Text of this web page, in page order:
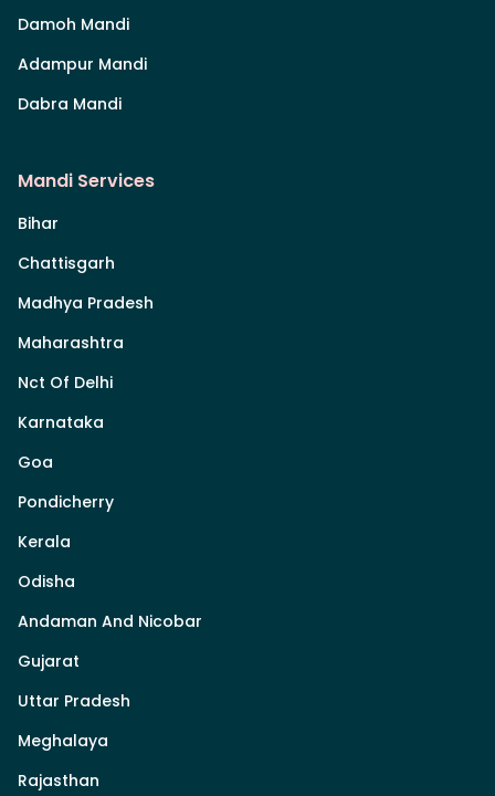
Damoh Mandi
Adampur Mandi
Dabra Mandi
Mandi Services
Bihar
Chattisgarh
Madhya Pradesh
Maharashtra
Nct Of Delhi
Karnataka
Goa
Pondicherry
Kerala
Odisha
Andaman And Nicobar
Gujarat
Uttar Pradesh
Meghalaya
Rajasthan